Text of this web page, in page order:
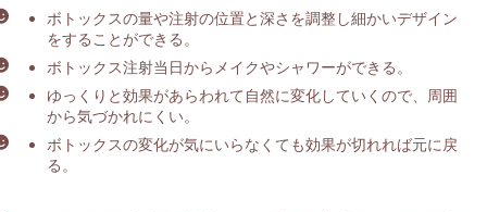
ボトックスの量や注射の位置と深さを調整し細かいデザイン
をすることができる。
ボトックス注射当日からメイクやシャワーができる。
ゆっくりと効果があらわれて自然に変化していくので、周囲
から気づかれにくい。
ボトックスの変化が気にいらなくても効果が切れれば元に戻
る。